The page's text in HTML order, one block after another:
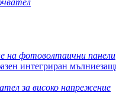
на фотоволтаични панели
за високо напрежение